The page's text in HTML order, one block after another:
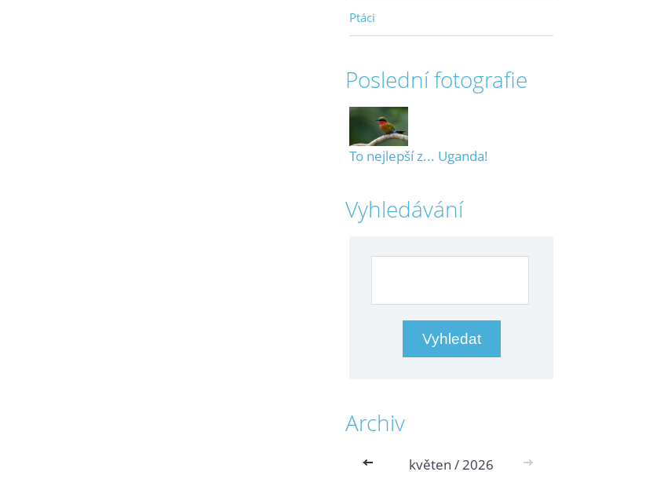
Ptáci
Poslední fotografie
To nejlepší z... Uganda!
Vyhledávání
Archiv
<< květen / 2026 >>